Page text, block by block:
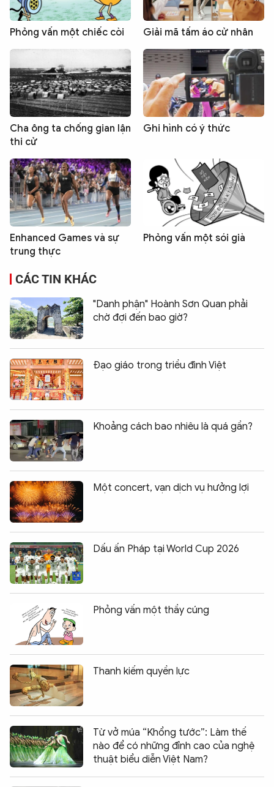
Phỏng vấn một chiếc còi Giải mã tấm áo cử nhân
Cha ông ta chống gian lận
thi cử
Ghi hình có ý thức
Enhanced Games và sự
trung thực
Phỏng vấn một sói già
CÁC TIN KHÁC
"Danh phận" Hoành Sơn Quan phải
chờ đợi đến bao giờ?
Đạo giáo trong triều đình Việt
Khoảng cách bao nhiêu là quá gần?
Một concert, vạn dịch vụ hưởng lợi
Dấu ấn Pháp tại World Cup 2026
Phỏng vấn một thầy cúng
Thanh kiếm quyền lực
Từ vở múa “Khổng tước”: Làm thế
nào để có những đỉnh cao của nghệ
thuật biểu diễn Việt Nam?